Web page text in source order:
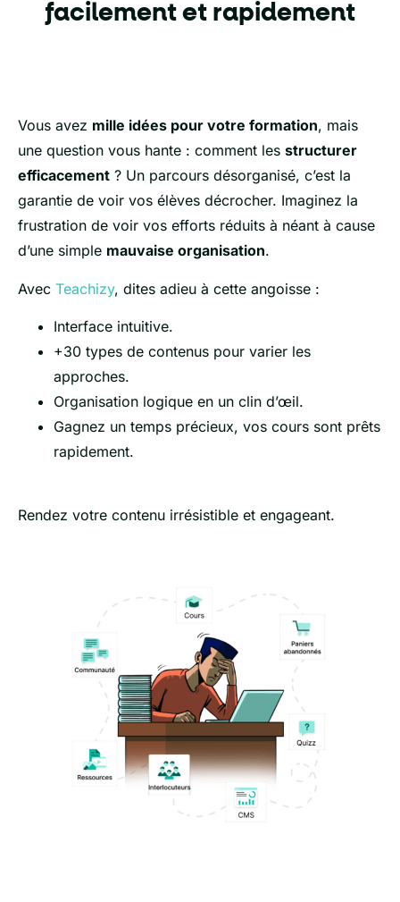
facilement et rapidement
Vous avez mille idées pour votre formation, mais
une question vous hante : comment les structurer
efficacement ? Un parcours désorganisé, c’est la
garantie de voir vos élèves décrocher. Imaginez la
frustration de voir vos efforts réduits à néant à cause
d’une simple mauvaise organisation.
Avec Teachizy, dites adieu à cette angoisse :
Interface intuitive.
+30 types de contenus pour varier les
approches.
Organisation logique en un clin d’œil.
Gagnez un temps précieux, vos cours sont prêts
rapidement.
Rendez votre contenu irrésistible et engageant.